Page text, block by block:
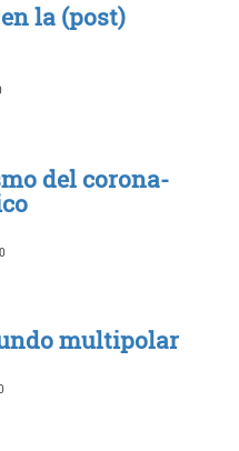
la (post)
del corona-
multipolar